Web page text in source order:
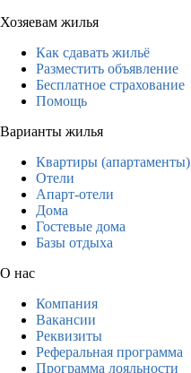
Хозяевам жилья
Как сдавать жильё
Разместить объявление
Бесплатное страхование
Помощь
Варианты жилья
Квартиры (апартаменты)
Отели
Апарт-отели
Дома
Гостевые дома
Базы отдыха
О нас
Компания
Вакансии
Реквизиты
Реферальная программа
Программа лояльности